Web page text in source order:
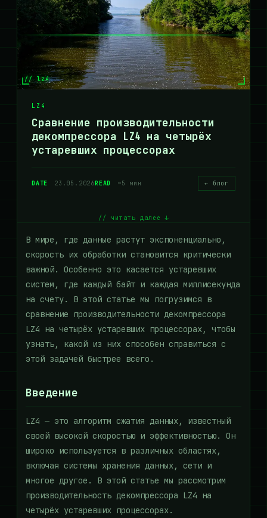
// lz4
LZ4
Сравнение производительности
декомпрессора LZ4 на четырёх
устаревших процессорах
DATE 23.05.2026READ ~5 мин ← блог
// читать далее ↓
В мире, где данные растут экспоненциально,
скорость их обработки становится критически
важной. Особенно это касается устаревших
систем, где каждый байт и каждая миллисекунда
на счету. В этой статье мы погрузимся в
сравнение производительности декомпрессора
LZ4 на четырёх устаревших процессорах, чтобы
узнать, какой из них способен справиться с
этой задачей быстрее всего.
Введение
LZ4 — это алгоритм сжатия данных, известный
своей высокой скоростью и эффективностью. Он
широко используется в различных областях,
включая системы хранения данных, сети и
многое другое. В этой статье мы рассмотрим
производительность декомпрессора LZ4 на
четырёх устаревших процессорах.